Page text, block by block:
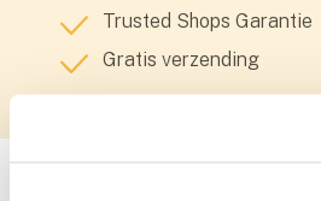
Trusted Shops Garantie
Gratis verzending